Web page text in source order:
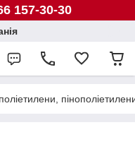
157-30-30